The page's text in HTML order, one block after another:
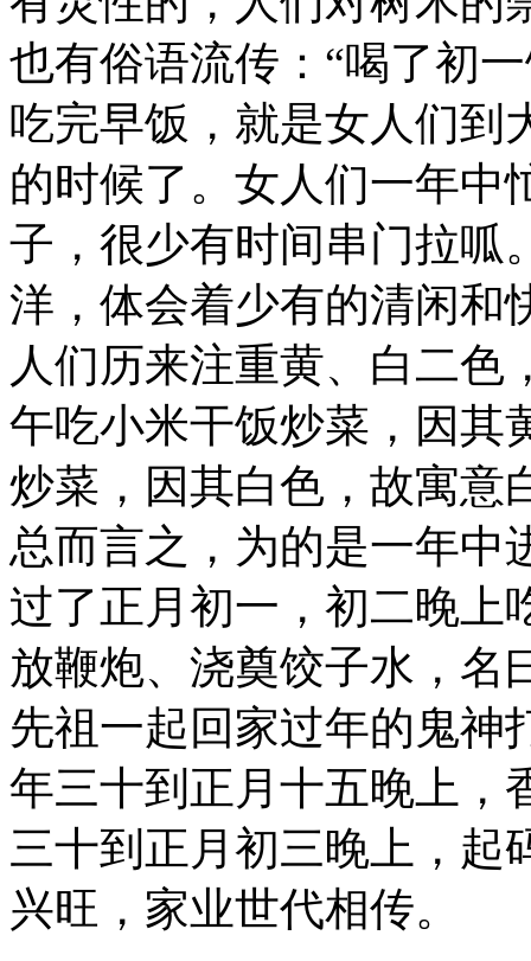
也有俗语流传：“喝了初
吃完早饭，就是女人们到
的时候了。女人们一年中
子，很少有时间串门拉呱
洋，体会着少有的清闲和
人们历来注重黄、白二色
午吃小米干饭炒菜，因其
炒菜，因其白色，故寓意
总而言之，为的是一年中
过了正月初一，初二晚上
放鞭炮、浇奠饺子水，名
先祖一起回家过年的鬼神
年三十到正月十五晚上，
三十到正月初三晚上，起
兴旺，家业世代相传。